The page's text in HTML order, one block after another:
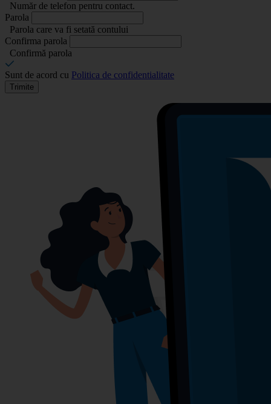
Număr de telefon pentru contact.
Parola
Parola care va fi setată contului
Confirma parola
Confirmă parola
Sunt de acord cu Politica de confidentialitate
Trimite